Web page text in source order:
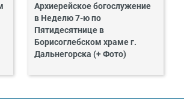
Архиерейское богослужение
в Неделю 7-ю по
Пятидесятнице в
Борисоглебском храме г.
Дальнегорска (+ Фото)